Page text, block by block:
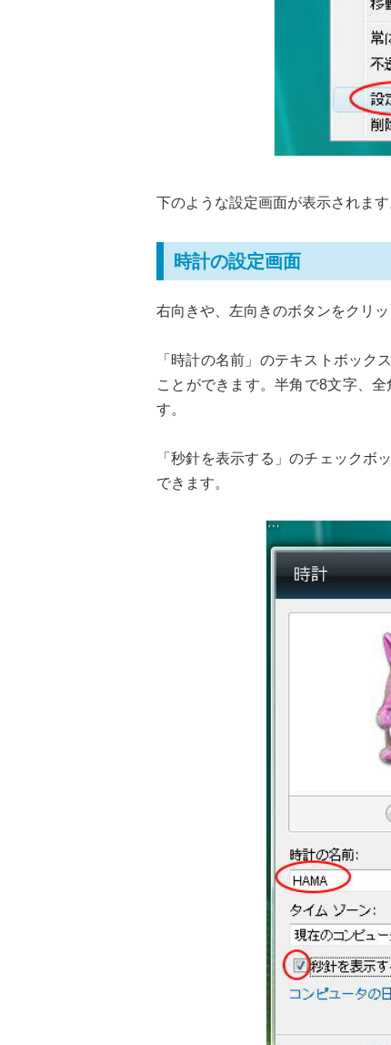
下のような設定画面が表示されます
時計の設定画面
右向きや、左向きのボタンをクリ
「時計の名前」のテキストボック
ことができます。半角で8文字、
す。
「秒針を表示する」のチェックボ
できます。